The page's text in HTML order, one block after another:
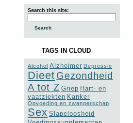
Search this site:
TAGS IN CLOUD
Alcohol Alzheimer Depressie
Dieet Gezondheid
A tot Z Griep Hart- en
vaatziekten Kanker
Opvoeding en zwangerschap
Sex Slapeloosheid